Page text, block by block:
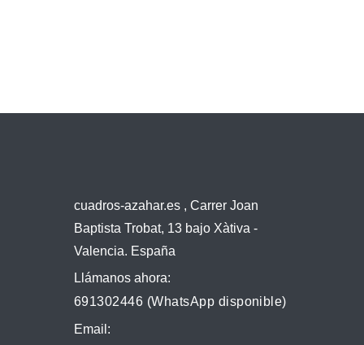
cuadros-azahar.es , Carrer Joan
Baptista Trobat, 13 bajo Xàtiva -
Valencia. España
Llámanos ahora:
691302446 (WhatsApp disponible)
Email: